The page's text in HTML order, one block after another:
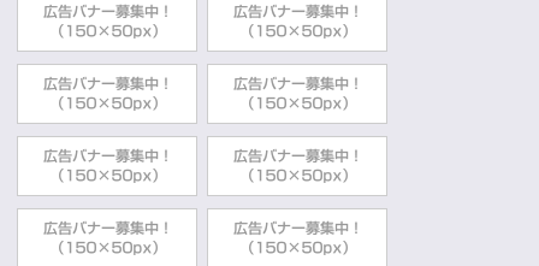
障がい者手帳について
健康福祉部総合福祉課